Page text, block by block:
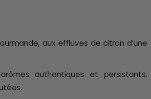
aux effluves de citron d’une
authentiques et persistants,